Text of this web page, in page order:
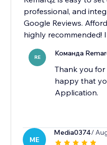
professional, and
Google Reviews.
highly recommended!
RE Команда
Thank you for
happy that
Application.
ME
Media0374/